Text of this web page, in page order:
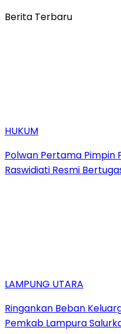
Berita Terbaru
HUKUM
Polwan Pertama Pimpin
Raswidiati Resmi
LAMPUNG UTARA
Ringankan Beban
Pemkab Lampura